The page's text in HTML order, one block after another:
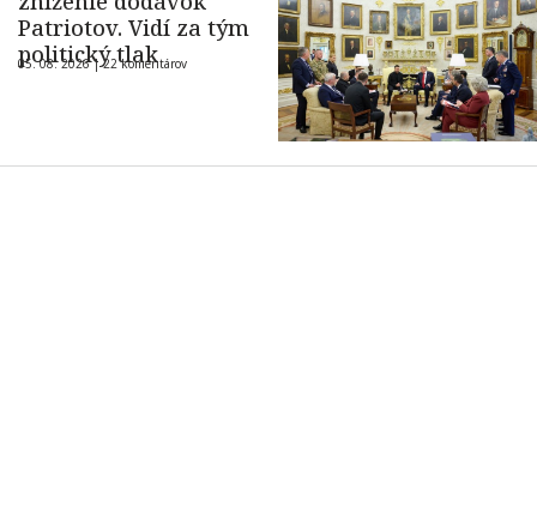
Patriotov. Vidí za tým
politický tlak
05. 08. 2026 |22 komentárov